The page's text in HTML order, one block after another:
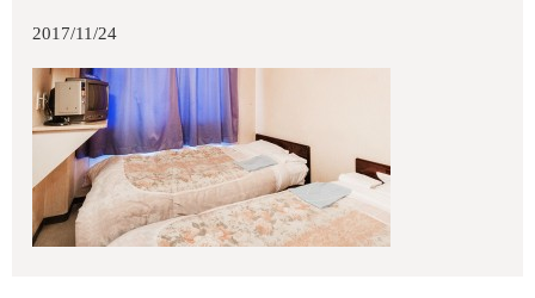
2017/11/24